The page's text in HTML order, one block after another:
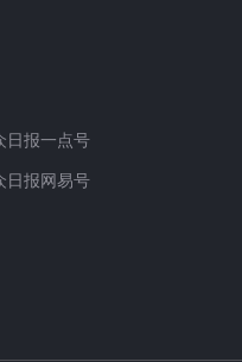
日报一点号
日报网易号